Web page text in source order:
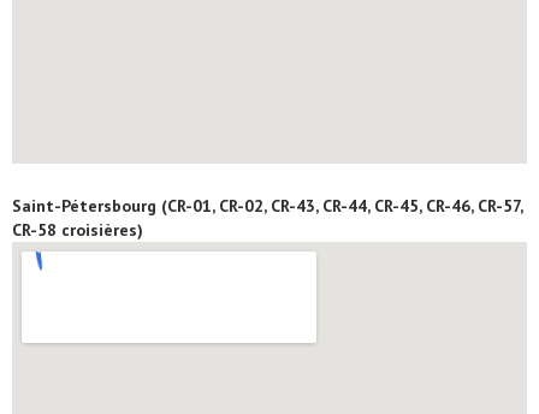
Saint-Pétersbourg (CR-01, CR-02, CR-43, CR-44, CR-45, CR-46, CR-57,
CR-58 croisières)